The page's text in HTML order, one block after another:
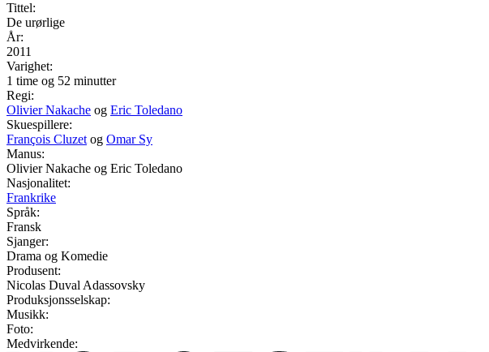
Tittel:
De urørlige
År:
2011
Varighet:
1 time og 52 minutter
Regi:
Olivier Nakache og Eric Toledano
Skuespillere:
François Cluzet og Omar Sy
Manus:
Olivier Nakache og Eric Toledano
Nasjonalitet:
Frankrike
Språk:
Fransk
Sjanger:
Drama og Komedie
Produsent:
Nicolas Duval Adassovsky
Produksjonsselskap:
Musikk:
Foto:
Medvirkende: